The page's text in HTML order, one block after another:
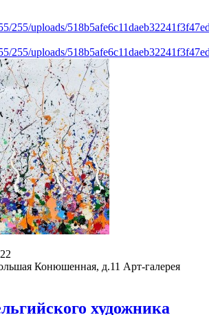
255/uploads/
255/uploads/
Конюшенная, д.11 Арт-галерея
художника